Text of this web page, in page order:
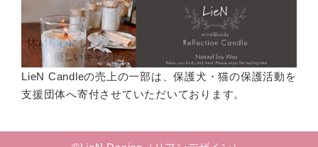
LieN Candleの売上の一部は、保護犬・猫の保護活動を
支援団体へ寄付させていただいております。